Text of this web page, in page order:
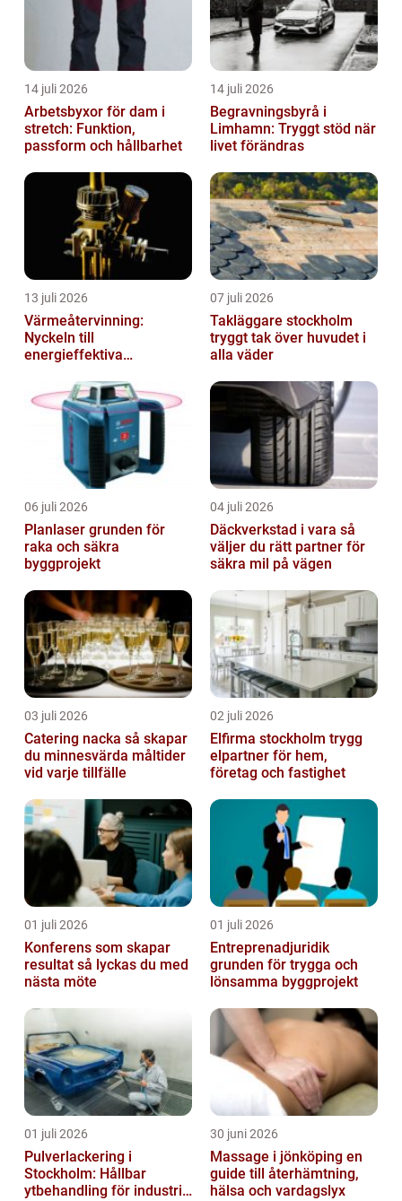
14 juli 2026
Arbetsbyxor för dam i
stretch: Funktion,
passform och hållbarhet
14 juli 2026
Begravningsbyrå i
Limhamn: Tryggt stöd när
livet förändras
13 juli 2026
Värmeåtervinning:
Nyckeln till
energieffektiva
07 juli 2026
Takläggare stockholm
tryggt tak över huvudet i
alla väder
06 juli 2026
Planlaser grunden för
raka och säkra
byggprojekt
04 juli 2026
Däckverkstad i vara så
väljer du rätt partner för
säkra mil på vägen
03 juli 2026
Catering nacka så skapar
du minnesvärda måltider
vid varje tillfälle
02 juli 2026
Elfirma stockholm trygg
elpartner för hem,
företag och fastighet
01 juli 2026
Konferens som skapar
resultat så lyckas du med
nästa möte
01 juli 2026
Entreprenadjuridik
grunden för trygga och
lönsamma byggprojekt
01 juli 2026
Pulverlackering i
Stockholm: Hållbar
ytbehandling för industri
30 juni 2026
Massage i jönköping en
guide till återhämtning,
hälsa och vardagslyx